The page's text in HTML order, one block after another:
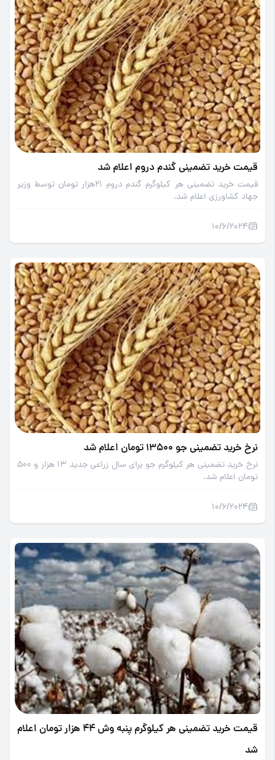
قیمت خرید تضمینی گندم دروم اعلام شد
قیمت خرید تضمینی هر کیلوگرم گندم دروم 21هزار تومان توسط وزیر
جهاد کشاورزی اعلام شد.
10/6/2024
نرخ خرید تضمینی جو 13500 تومان اعلام شد
نرخ خرید تضمینی هر کیلوگرم جو برای سال زراعی جدید 13 هزار و 500
تومان اعلام شد.
10/6/2024
قیمت خرید تضمینی هر کیلوگرم پنبه وش 44 هزار تومان اعلام
شد